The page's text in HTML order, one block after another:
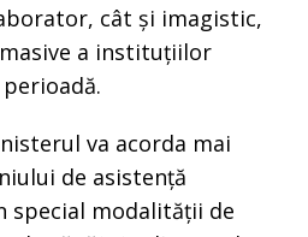
cât și imagistic,
a instituțiilor
va acorda mai
de asistență
special modalității de